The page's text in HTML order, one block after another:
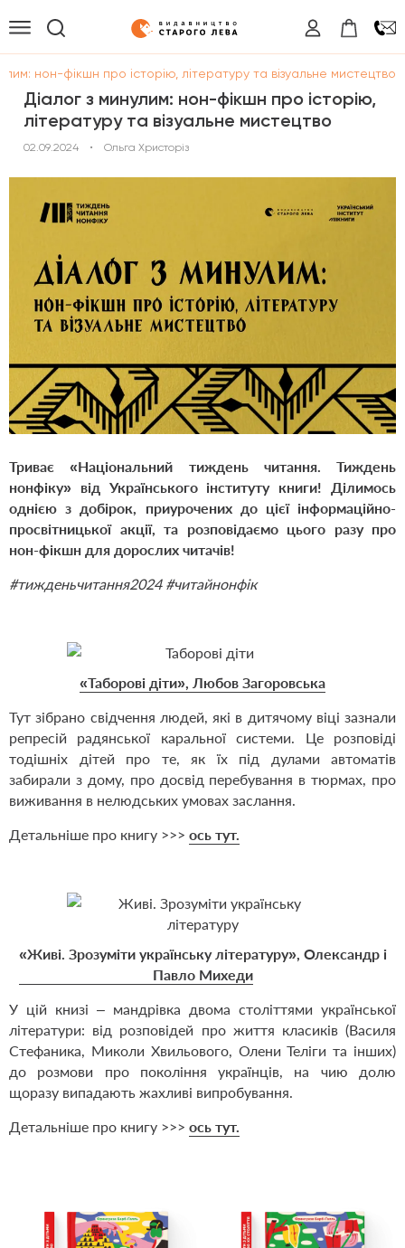
нон-фікшн про історію, літературу та візуальне мистецтво
Діалог з минулим: нон-фікшн про історію,
літературу та візуальне мистецтво
02.09.2024 • Ольга Христоріз
Триває «Національний тиждень читання. Тиждень
нонфіку» від Українського інституту книги! Ділимось
однією з добірок, приурочених до цієї інформаційно-
просвітницької акції, та розповідаємо цього разу про
нон-фікшн для дорослих читачів!
#тижденьчитання2024 #читайнонфік
«Таборові діти», Любов Загоровська
Тут зібрано свідчення людей, які в дитячому віці зазнали
репресій радянської каральної системи. Це розповіді
тодішніх дітей про те, як їх під дулами автоматів
забирали з дому, про досвід перебування в тюрмах, про
виживання в нелюдських умовах заслання.
Детальніше про книгу >>> ось тут.
«Живі. Зрозуміти українську літературу», Олександр і
Павло Михеди
У цій книзі – мандрівка двома століттями української
літератури: від розповідей про життя класиків (Василя
Стефаника, Миколи Хвильового, Олени Теліги та інших)
до розмови про покоління українців, на чию долю
щоразу випадають жахливі випробування.
Детальніше про книгу >>> ось тут.